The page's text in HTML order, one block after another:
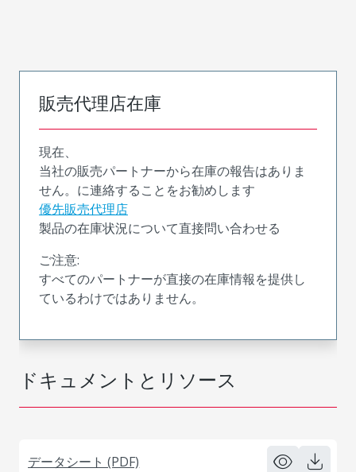
ドキュメントとリソース
データシート (PDF)
販売代理店在庫
現在、
当社の販売パートナーから在庫の報告はありま
せん。に連絡することをお勧めします
優先販売代理店
製品の在庫状況について直接問い合わせる
ご注意:
すべてのパートナーが直接の在庫情報を提供し
ているわけではありません。